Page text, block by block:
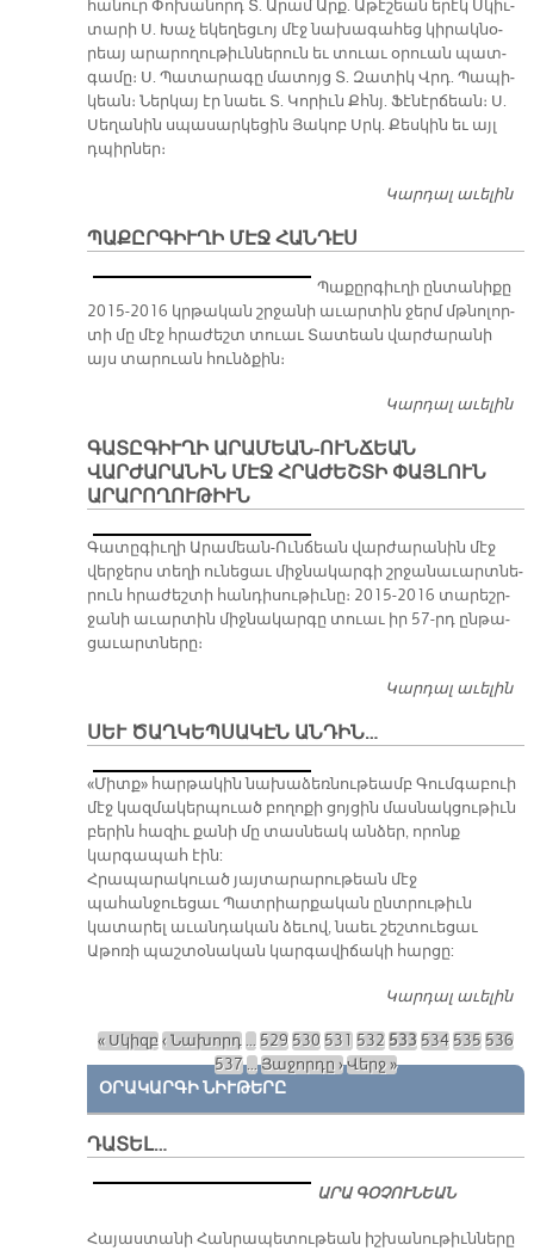
հա­նուր Փո­խա­նորդ Տ. Ա­րամ Արք. Ա­թէ­շեան ե­րէկ Սկիւ­
տա­րի Ս. Խաչ ե­կե­ղեց­ւոյ մէջ նա­խա­գա­հեց կի­րակ­նօ­
րեայ ա­րա­րո­ղու­թիւն­նե­րուն եւ տուաւ օ­րուան պատ­
գա­մը։ Ս. Պա­տա­րա­գը մա­տոյց Տ. Զա­տիկ Վրդ. Պա­պի­
կեան։ Ներ­կայ էր նաեւ Տ. Կո­րիւն Քհնյ. Ֆէ­նէր­ճեան։ Ս.
Սե­ղա­նին սպա­սար­կե­ցին Յա­կոբ Սրկ. Քես­կին եւ այլ
դպիր­ներ։
Կարդալ աւելինՏ.
ՊԱՔԸՐԳԻՒՂԻ ՄԷՋ ՀԱՆԴԷՍ
Պա­քըր­գիւ­ղի ըն­տա­նի­քը
2015-2016 կրթա­կան շրջա­նի ա­ւար­տին ջերմ մթնո­լոր­
տի մը մէջ հրա­ժեշտ տուաւ Տա­տեան վար­ժա­րա­նի
այս տա­րուան հունձ­քին։
Կարդալ աւելին
ԳԱՏԸԳԻՒՂԻ ԱՐԱՄԵԱՆ-ՈՒՆՃԵԱՆ
ՎԱՐԺԱՐԱՆԻՆ ՄԷՋ ՀՐԱԺԵՇՏԻ ՓԱՅԼՈՒՆ
ԱՐԱՐՈՂՈՒԹԻՒՆ
Գա­տը­գիւ­ղի Ա­րա­մեան-Ուն­ճեան վար­ժա­րա­նին մէջ
վեր­ջերս տե­ղի ու­նե­ցաւ միջ­նա­կար­գի շրջա­նա­ւարտ­նե­
րուն հրա­ժեշ­տի հան­դի­սու­թիւ­նը։ 2015-2016 տա­րեշր­
ջա­նի ա­ւար­տին միջ­նա­կար­գը տուաւ իր 57-րդ ըն­թա­
ցա­ւարտ­նե­րը։
Կարդալ աւելին
ՍԵՒ ԾԱՂԿԵՊՍԱԿԷՆ ԱՆԴԻՆ…
«Միտք» հարթակին նախաձեռնութեամբ Գումգաբուի
մէջ կազմակերպուած բողոքի ցոյցին մասնակցութիւն
բերին հազիւ քանի մը տասնեակ անձեր, որոնք
կարգապահ էին:
Հրապարակուած յայտարարութեան մէջ
պահանջուեցաւ Պատրիարքական ընտրութիւն
կատարել աւանդական ձեւով, նաեւ շեշտուեցաւ
Աթոռի պաշտօնական կարգավիճակի հարցը:
Կարդալ աւելին
Էջեր
« Սկիզբ‹ Նախորդ … 529 530 531 532 533 534 535 536
537…Յաջորդը ›Վերջ »
ՕՐԱԿԱՐԳԻ ՆԻՒԹԵՐԸ
ԴԱՏԵԼ…
ԱՐԱ ԳՕՉՈՒՆԵԱՆ
​Հայաստանի Հանրապետութեան իշխանութիւնները